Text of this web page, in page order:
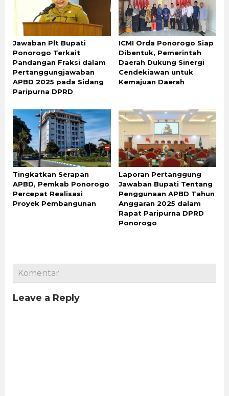
Jawaban Plt Bupati
Ponorogo Terkait
Pandangan Fraksi dalam
Pertanggungjawaban
APBD 2025 pada Sidang
Paripurna DPRD
ICMI Orda Ponorogo Siap
Dibentuk, Pemerintah
Daerah Dukung Sinergi
Cendekiawan untuk
Kemajuan Daerah
Tingkatkan Serapan
APBD, Pemkab Ponorogo
Percepat Realisasi
Proyek Pembangunan
Laporan Pertanggung
Jawaban Bupati Tentang
Penggunaan APBD Tahun
Anggaran 2025 dalam
Rapat Paripurna DPRD
Ponorogo
Komentar
Leave a Reply